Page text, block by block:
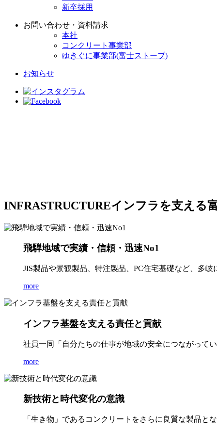
新卒採用
お問い合わせ・資料請求
本社
コンクリート事業部
ゆきぐに事業部(富士ストーブ)
お知らせ
INFRASTRUCTUREインフラを支える
飛騨地域で実績・信頼・迅速No1
JIS製品や景観製品、特注製品、PC住宅基礎など、多
more
インフラ基盤を支える責任と貢献
社員一同「自分たちの仕事が地域の安全につながって
more
新技術と時代変化の意識
「生き物」であるコンクリートをさらに良質な製品と